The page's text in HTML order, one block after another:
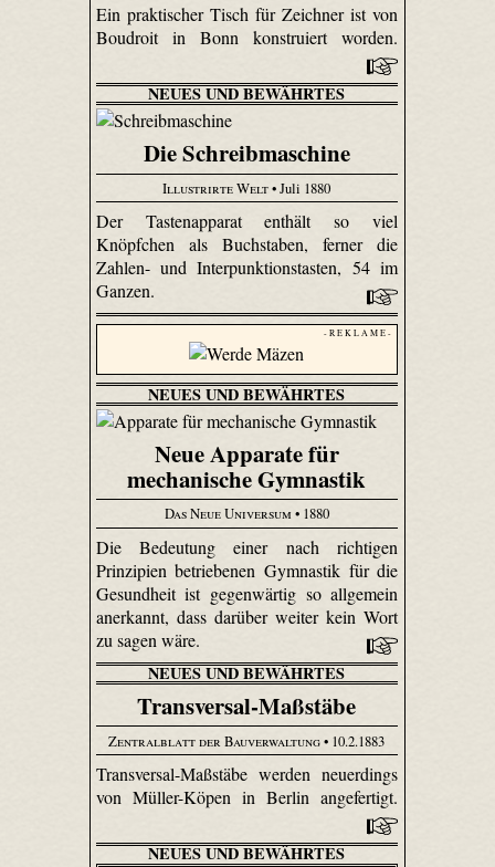
Ein praktischer Tisch für Zeichner ist von
Boudroit in Bonn konstruiert worden.
NEUES UND BEWÄHRTES
Die Schreibmaschine
Illustrirte Welt• Juli 1880
Der Tastenapparat enthält so viel
Knöpfchen als Buchstaben, ferner die
Zahlen- und Inter­punk­tions­tasten, 54 im
Ganzen.
- R E K L A M E -
NEUES UND BEWÄHRTES
Neue Apparate für
mechanische Gymnastik
Das Neue Universum• 1880
Die Bedeutung einer nach richtigen
Prinzipien betriebenen Gymnastik für die
Gesundheit ist gegenwärtig so allgemein
anerkannt, dass darüber weiter kein Wort
zu sagen wäre.
NEUES UND BEWÄHRTES
Transversal-Maßstäbe
Zentralblatt der Bauverwaltung• 10.2.1883
Transversal-Maßstäbe werden neuerdings
von Müller-Köpen in Berlin angefertigt.
NEUES UND BEWÄHRTES